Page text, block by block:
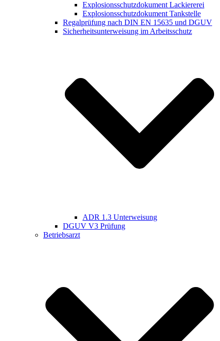
Explosionsschutzdokument Lackiererei
Explosionsschutzdokument Tankstelle
Regalprüfung nach DIN EN 15635 und DGUV
Sicherheitsunterweisung im Arbeitsschutz
ADR 1.3 Unterweisung
DGUV V3 Prüfung
Betriebsarzt